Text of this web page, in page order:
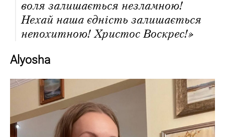
воля залишається незламною!
Нехай наша єдність залишається
непохитною! Христос Воскрес!»
Alyosha